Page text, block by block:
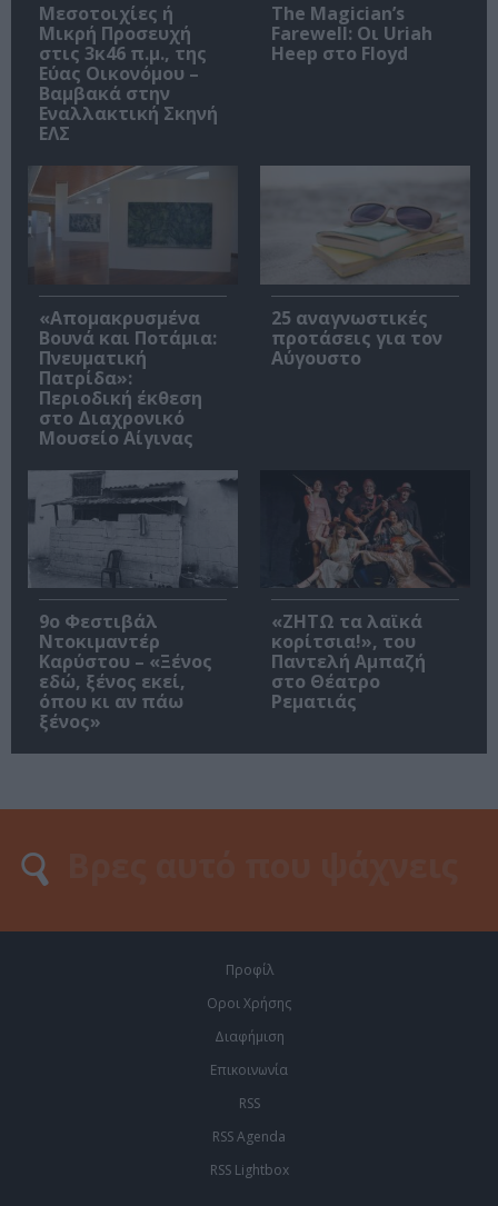
Μεσοτοιχίες ή
Μικρή Προσευχή
στις 3κ46 π.μ., της
Εύας Οικονόμου –
Βαμβακά στην
Εναλλακτική Σκηνή
ΕΛΣ
The Magician’s
Farewell: Οι Uriah
Heep στο Floyd
«Απομακρυσμένα
Βουνά και Ποτάμια:
Πνευματική
Πατρίδα»:
Περιοδική έκθεση
στο Διαχρονικό
Μουσείο Αίγινας
25 αναγνωστικές
προτάσεις για τον
Αύγουστο
9ο Φεστιβάλ
Ντοκιμαντέρ
Καρύστου – «Ξένος
εδώ, ξένος εκεί,
όπου κι αν πάω
ξένος»
«ΖΗΤΩ τα λαϊκά
κορίτσια!», του
Παντελή Αμπαζή
στο Θέατρο
Ρεματιάς
Προφίλ
Οροι Χρήσης
Διαφήμιση
Επικοινωνία
RSS
RSS Agenda
RSS Lightbox